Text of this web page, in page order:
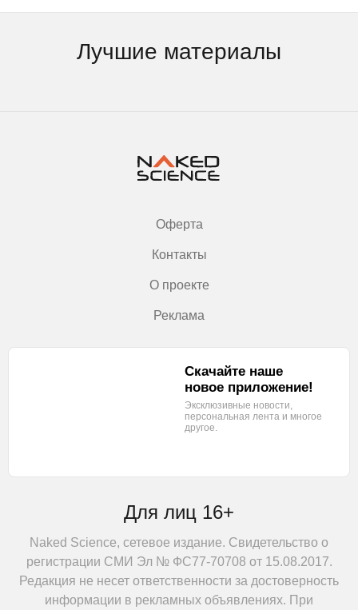
Лучшие материалы
Оферта
Контакты
О проекте
Реклама
Для лиц 16+
Naked Science, сетевое издание. Свидетельство о
регистрации СМИ Эл № ФС77-70708 от 15.08.2017.
Редакция не несет ответственности за достоверность
информации в рекламных объявлениях. При
Скачайте наше
новое приложение!
Эксклюзивные новости,
персональная лента и многое
другое.